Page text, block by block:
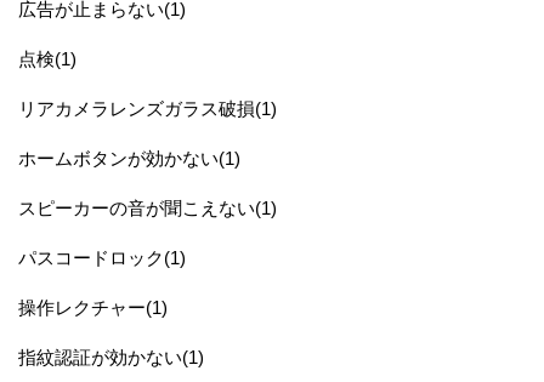
広告が止まらない(1)
点検(1)
リアカメラレンズガラス破損(1)
ホームボタンが効かない(1)
スピーカーの音が聞こえない(1)
パスコードロック(1)
操作レクチャー(1)
指紋認証が効かない(1)